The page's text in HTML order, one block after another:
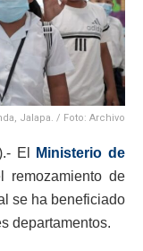
Jalapa. / Foto: Archivo
El
Ministerio de
remozamiento de
se ha beneficiado
departamentos.